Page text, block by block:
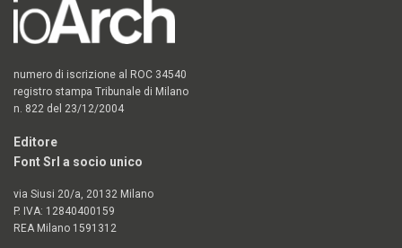
numero di iscrizione al ROC 34540
registro stampa Tribunale di Milano
n. 822 del 23/12/2004
Editore
Font Srl a socio unico
via Siusi 20/a, 20132 Milano
P. IVA: 12840400159
REA Milano 1591312